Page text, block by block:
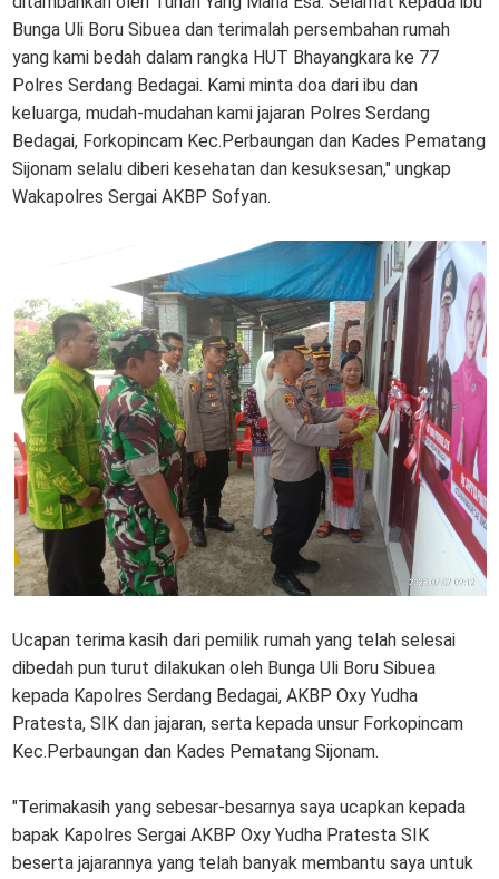
Bunga Uli Boru Sibuea dan terimalah persembahan rumah
yang kami bedah dalam rangka HUT Bhayangkara ke 77
Polres Serdang Bedagai. Kami minta doa dari ibu dan
keluarga, mudah-mudahan kami jajaran Polres Serdang
Bedagai, Forkopincam Kec.Perbaungan dan Kades Pematang
Sijonam selalu diberi kesehatan dan kesuksesan," ungkap
Wakapolres Sergai AKBP Sofyan.
Ucapan terima kasih dari pemilik rumah yang telah selesai
dibedah pun turut dilakukan oleh Bunga Uli Boru Sibuea
kepada Kapolres Serdang Bedagai, AKBP Oxy Yudha
Pratesta, SIK dan jajaran, serta kepada unsur Forkopincam
Kec.Perbaungan dan Kades Pematang Sijonam.
"Terimakasih yang sebesar-besarnya saya ucapkan kepada
bapak Kapolres Sergai AKBP Oxy Yudha Pratesta SIK
beserta jajarannya yang telah banyak membantu saya untuk